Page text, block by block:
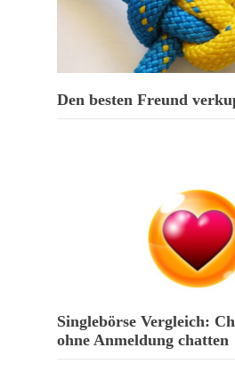
Den besten Freund
Singlebörse Vergleich:
ohne Anmeldung chatten